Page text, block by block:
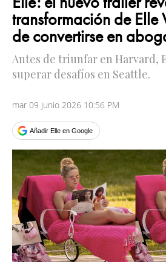
transformación de Elle
de convertirse en
Antes de triunfar en Harvard,
superar desafíos en Seattle.
mar 09 junio 2026 10:56 PM
Añadir Elle en Google